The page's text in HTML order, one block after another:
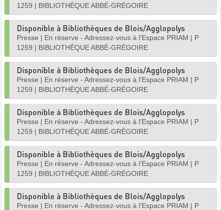
1259 | BIBLIOTHÈQUE ABBÉ-GRÉGOIRE
Disponible à Bibliothèques de Blois/Agglopolys
Presse | En réserve - Adressez-vous à l'Espace PRIAM | P
1259 | BIBLIOTHÈQUE ABBÉ-GRÉGOIRE
Disponible à Bibliothèques de Blois/Agglopolys
Presse | En réserve - Adressez-vous à l'Espace PRIAM | P
1259 | BIBLIOTHÈQUE ABBÉ-GRÉGOIRE
Disponible à Bibliothèques de Blois/Agglopolys
Presse | En réserve - Adressez-vous à l'Espace PRIAM | P
1259 | BIBLIOTHÈQUE ABBÉ-GRÉGOIRE
Disponible à Bibliothèques de Blois/Agglopolys
Presse | En réserve - Adressez-vous à l'Espace PRIAM | P
1259 | BIBLIOTHÈQUE ABBÉ-GRÉGOIRE
Disponible à Bibliothèques de Blois/Agglopolys
Presse | En réserve - Adressez-vous à l'Espace PRIAM | P